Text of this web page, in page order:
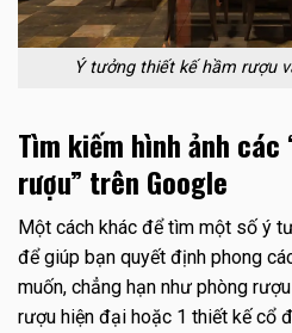
Ý tưởng thiết kế hầm rượu
Tìm kiếm hình ảnh
rượu” trên Google
Một cách khác để tìm một số ý
để giúp bạn quyết định phong
muốn, chẳng hạn như phòng
rượu hiện đại hoặc 1 thiết kế cổ